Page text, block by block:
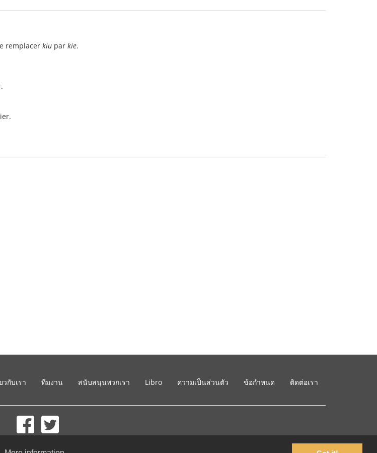
remplacer kiu par kie.
วกับเรา ทีมงาน สนับสนุนพวกเรา Libro ความเป็นส่วนตัว ข้อกำหนด ติดต่อเรา